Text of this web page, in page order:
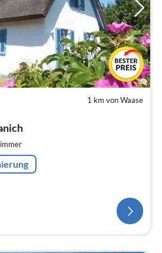
1 km von Waase